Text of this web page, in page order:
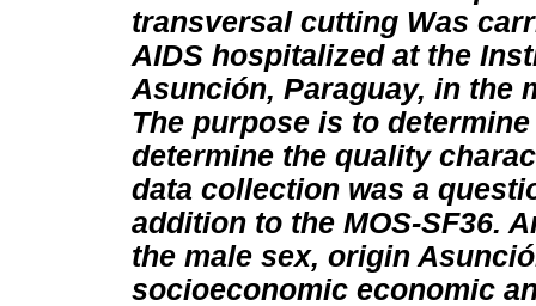
transversal cutting Was
AIDS hospitalized at the
Asunción, Paraguay, in the
The purpose is to
determine the quality
data collection was a
addition to the MOS-SF36.
the male sex, origin
socioeconomic economic